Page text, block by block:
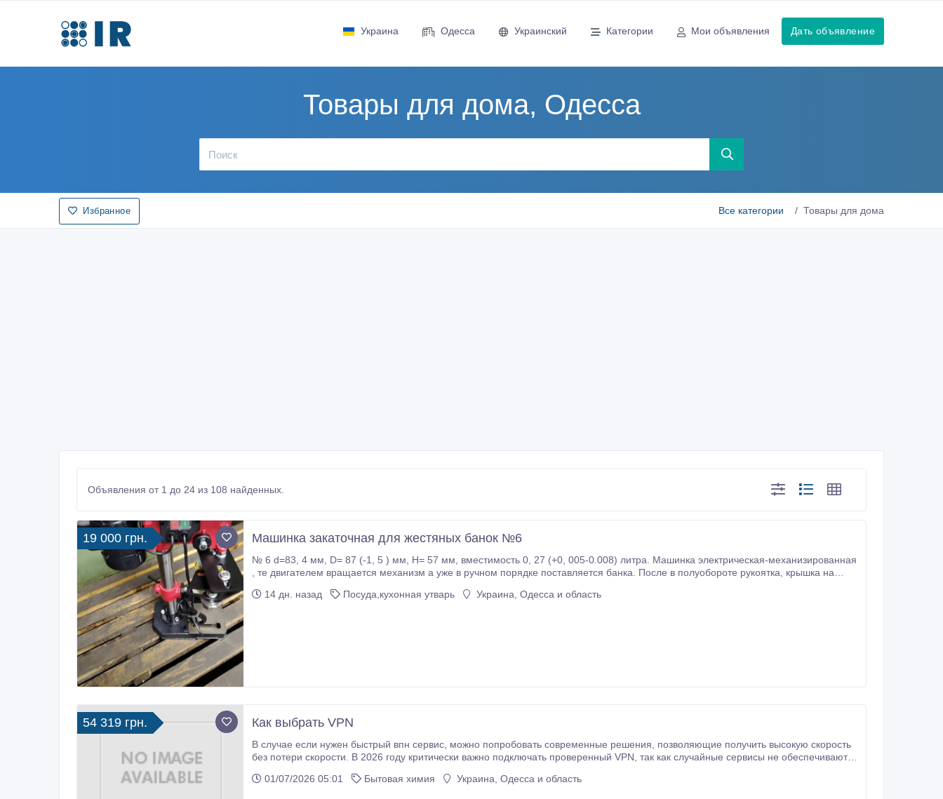
Украина Одесса Украинский Категории Мои объявления Дать объявление
Товары для дома, Одесса
Избранное Все категории Товары для дома
Объявления от 1 до 24 из 108 найденных.
19 000 грн. Машинка закаточная для жестяных банок №6
№ 6 d=83, 4 мм, D= 87 (-1, 5 ) мм, H= 57 мм, вместимость 0, 27 (+0, 005-0.008) литра. Машинка электрическая-механизированная
, те двигателем вращается механизм а уже в ручном порядке поставляется банка. После в полуобороте рукоятка, крышка на
14 дн. назад
Посуда,кухонная утварь Украина, Одесса и область
54 319 грн. Как выбрать VPN
В случае если нужен быстрый впн сервис, можно попробовать современные решения, позволяющие получить высокую скорость
без потери скорости. В 2026 году критически важно подключать проверенный VPN, так как случайные сервисы не обеспечивают
01/07/2026 05:01
Бытовая химия Украина, Одесса и область